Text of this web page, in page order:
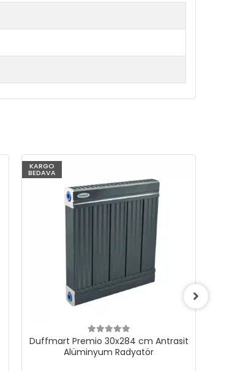
KARGO
BEDAVA
Duffmart Premio 30x284 cm Antrasit
Alüminyum Radyatör